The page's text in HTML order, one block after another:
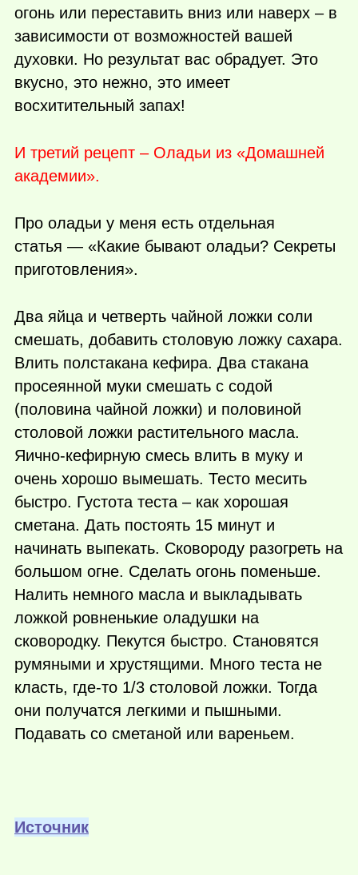
огонь или переставить вниз или наверх – в
зависимости от возможностей вашей
духовки. Но результат вас обрадует. Это
вкусно, это нежно, это имеет
восхитительный запах!
И третий рецепт – Оладьи из «Домашней
академии».
Про оладьи у меня есть отдельная
статья — «Какие бывают оладьи? Секреты
приготовления».
Два яйца и четверть чайной ложки соли
смешать, добавить столовую ложку сахара.
Влить полстакана кефира. Два стакана
просеянной муки смешать с содой
(половина чайной ложки) и половиной
столовой ложки растительного масла.
Яично-кефирную смесь влить в муку и
очень хорошо вымешать. Тесто месить
быстро. Густота теста – как хорошая
сметана. Дать постоять 15 минут и
начинать выпекать. Сковороду разогреть на
большом огне. Сделать огонь поменьше.
Налить немного масла и выкладывать
ложкой ровненькие оладушки на
сковородку. Пекутся быстро. Становятся
румяными и хрустящими. Много теста не
класть, где-то 1/3 столовой ложки. Тогда
они получатся легкими и пышными.
Подавать со сметаной или вареньем.
Источник